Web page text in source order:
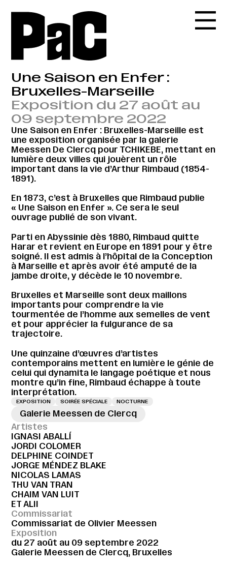
Une Saison en Enfer :
Bruxelles-Marseille
Exposition du 27 août au
09 septembre 2022
Une Saison en Enfer : Bruxelles-Marseille est
une exposition organisée par la galerie
Meessen De Clercq pour TCHIKEBE, mettant en
lumière deux villes qui jouèrent un rôle
important dans la vie d’Arthur Rimbaud (1854-
1891).
En 1873, c’est à Bruxelles que Rimbaud publie
« Une Saison en Enfer ». Ce sera le seul
ouvrage publié de son vivant.
Parti en Abyssinie dès 1880, Rimbaud quitte
Harar et revient en Europe en 1891 pour y être
soigné. Il est admis à l’hôpital de la Conception
à Marseille et après avoir été amputé de la
jambe droite, y décède le 10 novembre.
Bruxelles et Marseille sont deux maillons
importants pour comprendre la vie
tourmentée de l’homme aux semelles de vent
et pour apprécier la fulgurance de sa
trajectoire.
Une quinzaine d’œuvres d’artistes
contemporains mettent en lumière le génie de
celui qui dynamita le langage poétique et nous
montre qu’in fine, Rimbaud échappe à toute
interprétation.
EXPOSITION SOIRÉE SPÉCIALE NOCTURNE
Galerie Meessen de Clercq
Artistes
IGNASI ABALLÍ
JORDI COLOMER
DELPHINE COINDET
JORGE MÉNDEZ BLAKE
NICOLAS LAMAS
THU VAN TRAN
CHAIM VAN LUIT
ET ALII
Commissariat
Commissariat de Olivier Meessen
Exposition
du 27 août au 09 septembre 2022
Galerie Meessen de Clercq, Bruxelles